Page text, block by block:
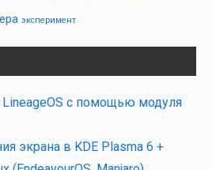
эксперимент
LineageOS с помощью модуля
экрана в KDE Plasma 6 +